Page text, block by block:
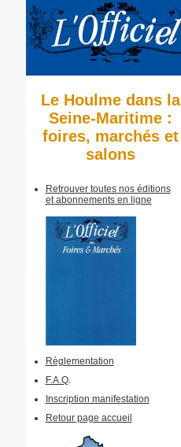
Le Houlme dans la
Seine-Maritime :
foires, marchés et
salons
Retrouver toutes nos éditions
et abonnements en ligne
Règlementation
F.A.Q.
Inscription manifestation
Retour page accueil